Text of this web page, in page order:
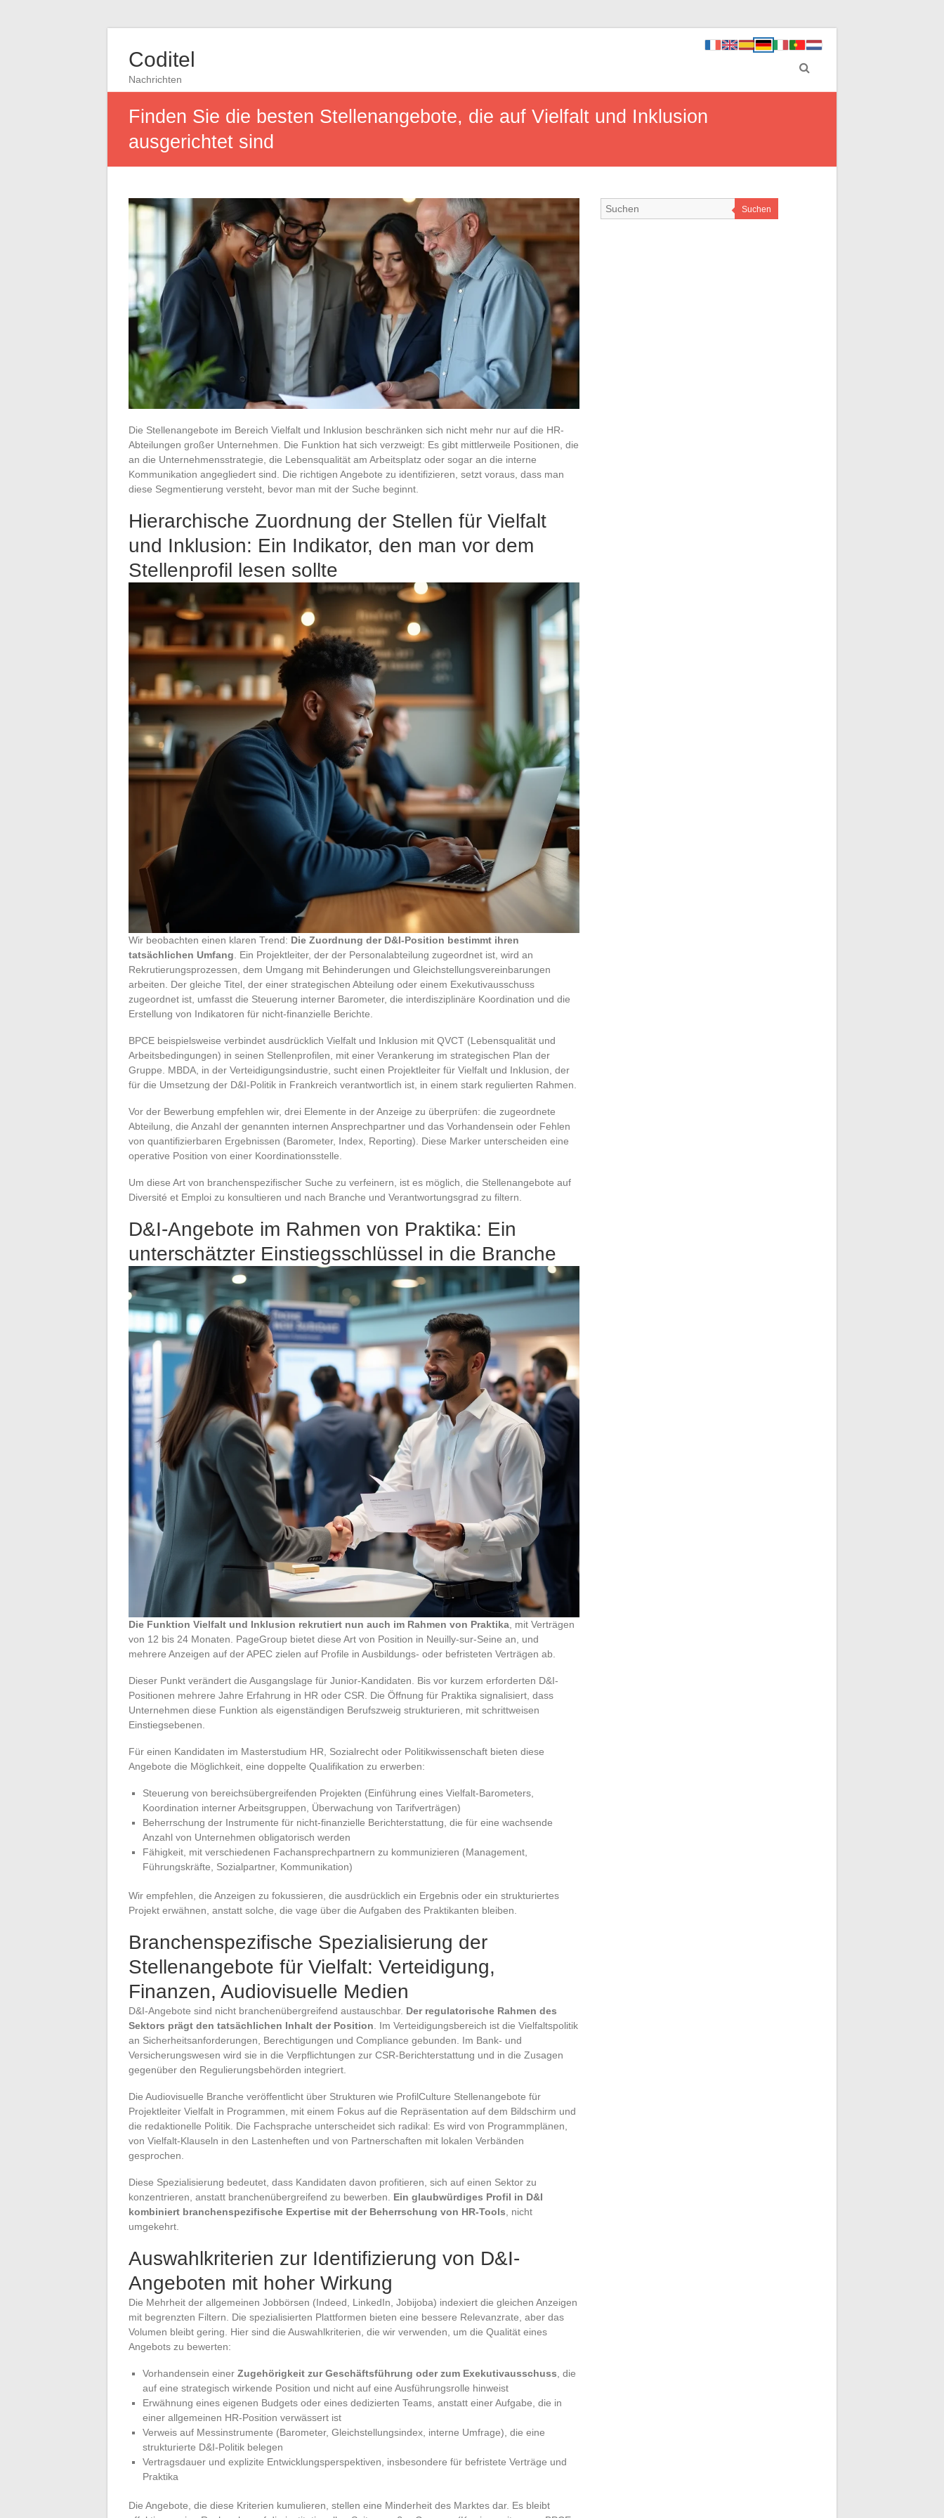
Coditel
Nachrichten
Finden Sie die besten Stellenangebote, die auf Vielfalt und Inklusion
ausgerichtet sind
Die Stellenangebote im Bereich Vielfalt und Inklusion beschränken sich nicht mehr nur auf die HR-
Abteilungen großer Unternehmen. Die Funktion hat sich verzweigt: Es gibt mittlerweile Positionen, die
an die Unternehmensstrategie, die Lebensqualität am Arbeitsplatz oder sogar an die interne
Kommunikation angegliedert sind. Die richtigen Angebote zu identifizieren, setzt voraus, dass man
diese Segmentierung versteht, bevor man mit der Suche beginnt.
Hierarchische Zuordnung der Stellen für Vielfalt
und Inklusion: Ein Indikator, den man vor dem
Stellenprofil lesen sollte
Wir beobachten einen klaren Trend: Die Zuordnung der D&I-Position bestimmt ihren
tatsächlichen Umfang. Ein Projektleiter, der der Personalabteilung zugeordnet ist, wird an
Rekrutierungsprozessen, dem Umgang mit Behinderungen und Gleichstellungsvereinbarungen
arbeiten. Der gleiche Titel, der einer strategischen Abteilung oder einem Exekutivausschuss
zugeordnet ist, umfasst die Steuerung interner Barometer, die interdisziplinäre Koordination und die
Erstellung von Indikatoren für nicht-finanzielle Berichte.
BPCE beispielsweise verbindet ausdrücklich Vielfalt und Inklusion mit QVCT (Lebensqualität und
Arbeitsbedingungen) in seinen Stellenprofilen, mit einer Verankerung im strategischen Plan der
Gruppe. MBDA, in der Verteidigungsindustrie, sucht einen Projektleiter für Vielfalt und Inklusion, der
für die Umsetzung der D&I-Politik in Frankreich verantwortlich ist, in einem stark regulierten Rahmen.
Vor der Bewerbung empfehlen wir, drei Elemente in der Anzeige zu überprüfen: die zugeordnete
Abteilung, die Anzahl der genannten internen Ansprechpartner und das Vorhandensein oder Fehlen
von quantifizierbaren Ergebnissen (Barometer, Index, Reporting). Diese Marker unterscheiden eine
operative Position von einer Koordinationsstelle.
Um diese Art von branchenspezifischer Suche zu verfeinern, ist es möglich, die Stellenangebote auf
Diversité et Emploi zu konsultieren und nach Branche und Verantwortungsgrad zu filtern.
D&I-Angebote im Rahmen von Praktika: Ein
unterschätzter Einstiegsschlüssel in die Branche
Die Funktion Vielfalt und Inklusion rekrutiert nun auch im Rahmen von Praktika , mit Verträgen
von 12 bis 24 Monaten. PageGroup bietet diese Art von Position in Neuilly-sur-Seine an, und
mehrere Anzeigen auf der APEC zielen auf Profile in Ausbildungs- oder befristeten Verträgen ab.
Dieser Punkt verändert die Ausgangslage für Junior-Kandidaten. Bis vor kurzem erforderten D&I-
Positionen mehrere Jahre Erfahrung in HR oder CSR. Die Öffnung für Praktika signalisiert, dass
Unternehmen diese Funktion als eigenständigen Berufszweig strukturieren, mit schrittweisen
Einstiegsebenen.
Für einen Kandidaten im Masterstudium HR, Sozialrecht oder Politikwissenschaft bieten diese
Angebote die Möglichkeit, eine doppelte Qualifikation zu erwerben:
Steuerung von bereichsübergreifenden Projekten (Einführung eines Vielfalt-Barometers,
Koordination interner Arbeitsgruppen, Überwachung von Tarifverträgen)
Beherrschung der Instrumente für nicht-finanzielle Berichterstattung, die für eine wachsende
Anzahl von Unternehmen obligatorisch werden
Fähigkeit, mit verschiedenen Fachansprechpartnern zu kommunizieren (Management,
Führungskräfte, Sozialpartner, Kommunikation)
Wir empfehlen, die Anzeigen zu fokussieren, die ausdrücklich ein Ergebnis oder ein strukturiertes
Projekt erwähnen, anstatt solche, die vage über die Aufgaben des Praktikanten bleiben.
Branchenspezifische Spezialisierung der
Stellenangebote für Vielfalt: Verteidigung,
Finanzen, Audiovisuelle Medien
D&I-Angebote sind nicht branchenübergreifend austauschbar. Der regulatorische Rahmen des
Sektors prägt den tatsächlichen Inhalt der Position . Im Verteidigungsbereich ist die Vielfaltspolitik
an Sicherheitsanforderungen, Berechtigungen und Compliance gebunden. Im Bank- und
Versicherungswesen wird sie in die Verpflichtungen zur CSR-Berichterstattung und in die Zusagen
gegenüber den Regulierungsbehörden integriert.
Die Audiovisuelle Branche veröffentlicht über Strukturen wie ProfilCulture Stellenangebote für
Projektleiter Vielfalt in Programmen, mit einem Fokus auf die Repräsentation auf dem Bildschirm und
die redaktionelle Politik. Die Fachsprache unterscheidet sich radikal: Es wird von Programmplänen,
von Vielfalt-Klauseln in den Lastenheften und von Partnerschaften mit lokalen Verbänden
gesprochen.
Diese Spezialisierung bedeutet, dass Kandidaten davon profitieren, sich auf einen Sektor zu
konzentrieren, anstatt branchenübergreifend zu bewerben. Ein glaubwürdiges Profil in D&I
kombiniert branchenspezifische Expertise mit der Beherrschung von HR-Tools , nicht
umgekehrt.
Auswahlkriterien zur Identifizierung von D&I-
Angeboten mit hoher Wirkung
Die Mehrheit der allgemeinen Jobbörsen (Indeed, LinkedIn, Jobijoba) indexiert die gleichen Anzeigen
mit begrenzten Filtern. Die spezialisierten Plattformen bieten eine bessere Relevanzrate, aber das
Volumen bleibt gering. Hier sind die Auswahlkriterien, die wir verwenden, um die Qualität eines
Angebots zu bewerten:
Vorhandensein einer Zugehörigkeit zur Geschäftsführung oder zum Exekutivausschuss , die
auf eine strategisch wirkende Position und nicht auf eine Ausführungsrolle hinweist
Erwähnung eines eigenen Budgets oder eines dedizierten Teams, anstatt einer Aufgabe, die in
einer allgemeinen HR-Position verwässert ist
Verweis auf Messinstrumente (Barometer, Gleichstellungsindex, interne Umfrage), die eine
strukturierte D&I-Politik belegen
Vertragsdauer und explizite Entwicklungsperspektiven, insbesondere für befristete Verträge und
Praktika
Die Angebote, die diese Kriterien kumulieren, stellen eine Minderheit des Marktes dar. Es bleibt
Suchen